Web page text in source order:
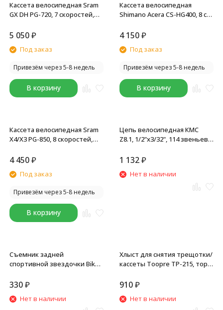
Кассета велосипедная Sram
GX DH PG-720, 7 скоростей,
5 050₽
Под заказ
Привезём через 5-8 недель
В корзину
Кассета велосипедная
Shimano Acera CS-HG400, 8 ск.,
4 150₽
Под заказ
Привезём через 5-8 недель
В корзину
Кассета велосипедная Sram
X4/X3 PG-850, 8 скоростей,
4 450₽
Под заказ
Привезём через 5-8 недель
В корзину
Цепь велосипедная КМС
Z8.1, 1/2"x3/32", 114 звеньев,
8R/CL571R
1 132₽
Нет в наличии
Съемник задней
спортивной звездочки Bike
черный
330₽
Нет в наличии
Хлыст для снятия трещотки/
кассеты Toopre TP-215, торг.
910₽
Нет в наличии